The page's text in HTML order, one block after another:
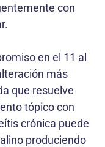
con
en el 11 al
más
que resuelve
tópico con
crónica puede
produciendo